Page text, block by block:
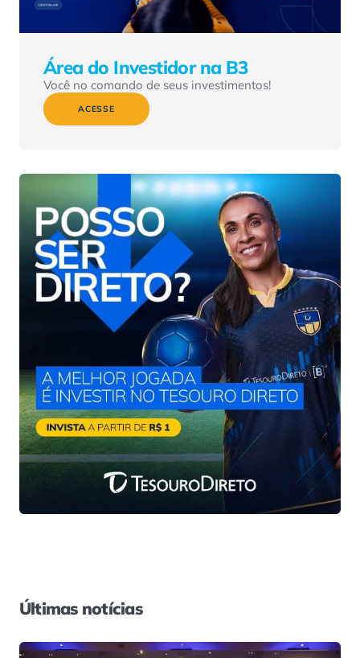
Área do Investidor na B3
Você no comando de seus investimentos!
ACESSE
Últimas notícias